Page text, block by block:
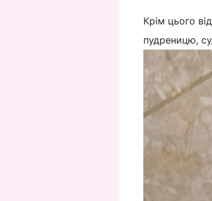
Крім цього
пудреницю,